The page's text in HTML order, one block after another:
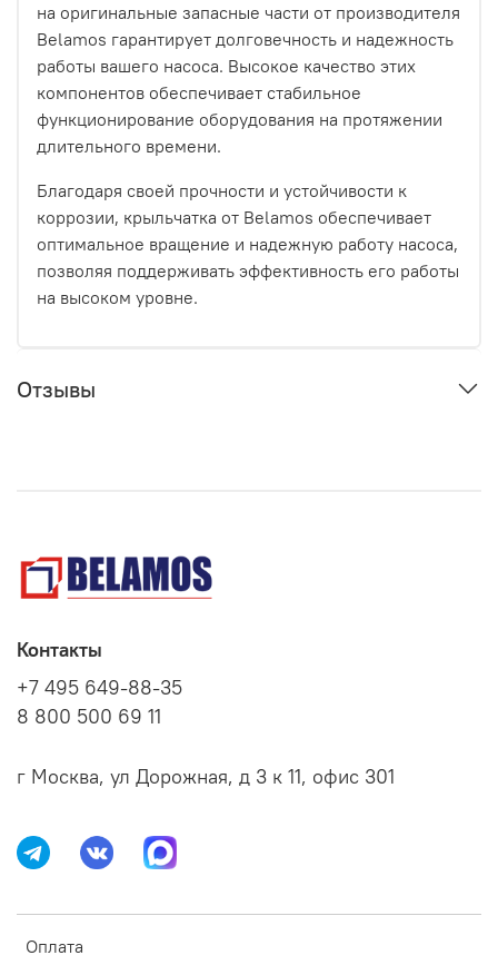
на оригинальные запасные части от производителя
Belamos гарантирует долговечность и надежность
работы вашего насоса. Высокое качество этих
компонентов обеспечивает стабильное
функционирование оборудования на протяжении
длительного времени.
Благодаря своей прочности и устойчивости к
коррозии, крыльчатка от Belamos обеспечивает
оптимальное вращение и надежную работу насоса,
позволяя поддерживать эффективность его работы
на высоком уровне.
Отзывы
Оплата
Контакты
+7 495 649-88-35
8 800 500 69 11
г Москва, ул Дорожная, д 3 к 11, офис 301